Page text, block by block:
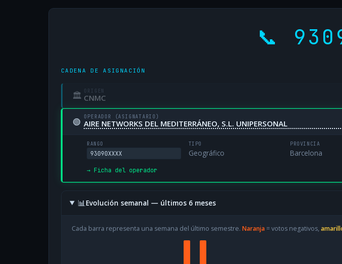
📞
CADENA DE ASIGNACIÓN
🏛 ORIGEN
CNMC
🟢 OPERADOR (ASIGNATARIO)
AIRE NETWORKS DEL MEDITERRÁNEO, S.L. UNIPERSONAL
RANGO
93090XXXX
TIPO
Geográfico
PROVINCIA
Barcelona
→ Ficha del operador
📊Evolución semanal — últimos 6 meses
Cada barra representa una semana del último semestre. Naranja= votos negativos,